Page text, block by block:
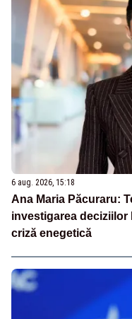
6 aug. 2026, 15:18
Ana Maria Păcuraru:
investigarea deciziilor
criză enegetică